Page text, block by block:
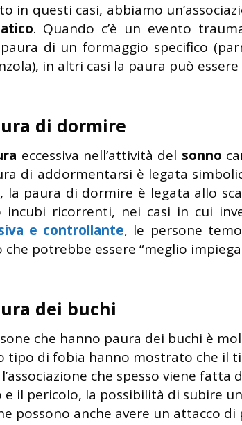
in questi casi, abbiamo
. Quando c’è un evento
di un formaggio specifico
in altri casi la paura può
di dormire
eccessiva nell’attività del sonno
di addormentarsi è legata
la paura di dormire è legata allo
incubi ricorrenti, nei casi in cui
e controllante, le persone
che potrebbe essere “meglio
dei buchi
che hanno paura dei buchi è
tipo di fobia hanno mostrato che il
che spesso viene
e il pericolo, la possibilità di subire
possono anche avere un attacco